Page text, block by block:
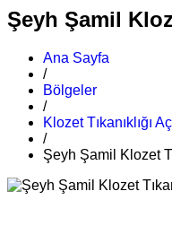
Şeyh Şamil
Ana Sayfa
/
Bölgeler
/
Klozet Tıkanıklığı
/
Şeyh Şamil Klozet